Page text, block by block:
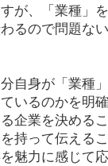
が、「業種」を
るので問題ない
自身が「業種」
いるのかを明確
企業を決めるこ
持って伝えるこ
魅力に感じて応